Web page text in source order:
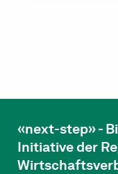
«next-step» -
Initiative der